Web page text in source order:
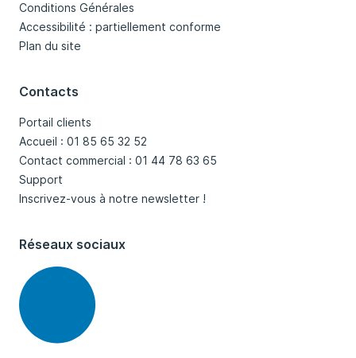
Conditions Générales
Accessibilité : partiellement conforme
Plan du site
Contacts
Portail clients
Accueil : 01 85 65 32 52
Contact commercial : 01 44 78 63 65
Support
Inscrivez-vous à notre newsletter !
Réseaux sociaux